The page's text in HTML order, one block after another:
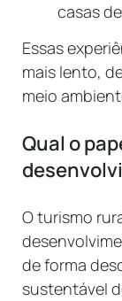
casas
Essas
mais lento,
meio
Qual o
O turismo
de forma
sustentável